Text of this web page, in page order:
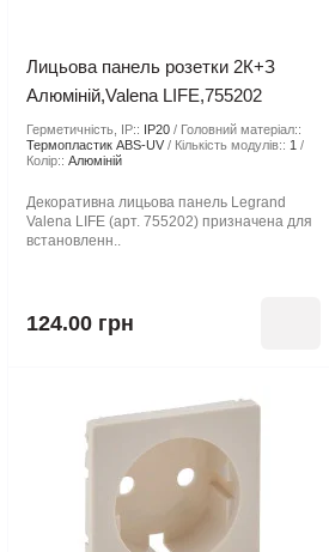
Лицьова панель розетки 2К+З
Алюміній,Valena LIFE,755202
Герметичність, IP:: IP20
Головний матеріал::
Термопластик ABS-UV
Кількість модулів:: 1
Колір:: Алюміній
Декоративна лицьова панель Legrand
Valena LIFE (арт. 755202) призначена для
встановленн..
124.00 грн